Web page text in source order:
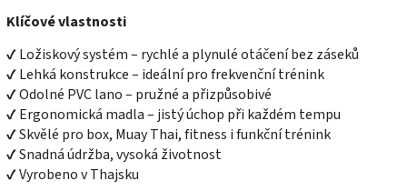
Klíčové vlastnosti
✔ Ložiskový systém – rychlé a plynulé otáčení bez záseků
✔ Lehká konstrukce – ideální pro frekvenční trénink
✔ Odolné PVC lano – pružné a přizpůsobivé
✔ Ergonomická madla – jistý úchop při každém tempu
✔ Skvělé pro box, Muay Thai, fitness i funkční trénink
✔ Snadná údržba, vysoká životnost
✔ Vyrobeno v Thajsku